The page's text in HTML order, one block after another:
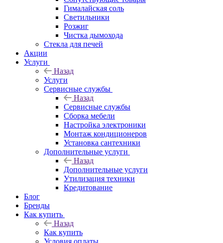
Гималайская соль
Светильники
Розжиг
Чистка дымохода
Стекла для печей
Акции
Услуги
Назад
Услуги
Сервисные службы
Назад
Сервисные службы
Сборка мебели
Настройка электроники
Монтаж кондиционеров
Установка сантехники
Дополнительные услуги
Назад
Дополнительные услуги
Утилизация техники
Кредитование
Блог
Бренды
Как купить
Назад
Как купить
Условия оплаты